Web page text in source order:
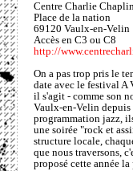
Centre Charlie
Place de la nation
69120 Vaulx-en-Velin
Accès en C3 ou C8
http://
On a pas trop pris le
date avec le festival A
il s'agit - comme son
Vaulx-en-Velin depuis
programmation jazz,
une soirée "rock et
structure locale,
que nous traversons,
proposé cette année